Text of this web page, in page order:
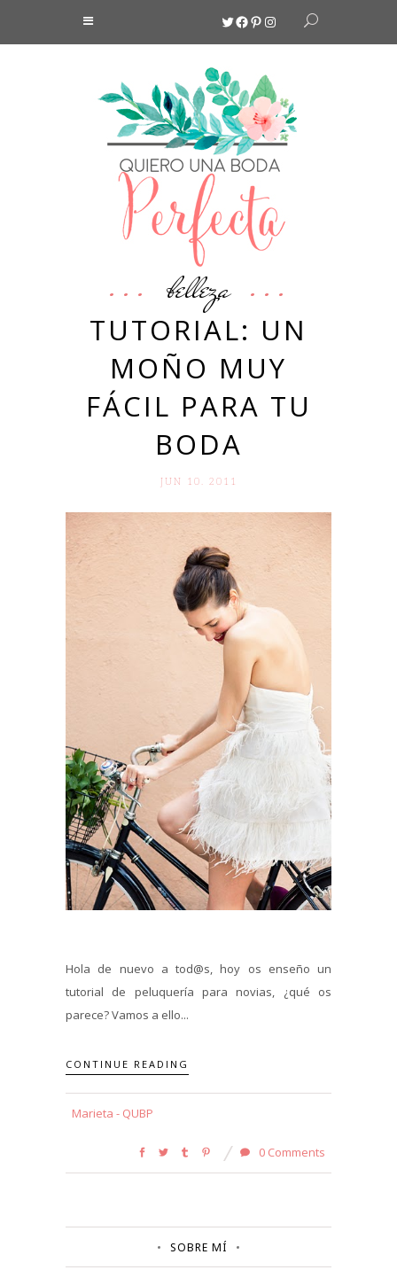
Twitter
Facebook
Pinterest
Instagram
belleza
TUTORIAL: UN
MOÑO MUY
FÁCIL PARA TU
BODA
JUN 10. 2011
Hola de nuevo a tod@s, hoy os enseño un
tutorial de peluquería para novias, ¿qué os
parece? Vamos a ello...
CONTINUE READING
Marieta - QUBP
0 Comments
SOBRE MÍ